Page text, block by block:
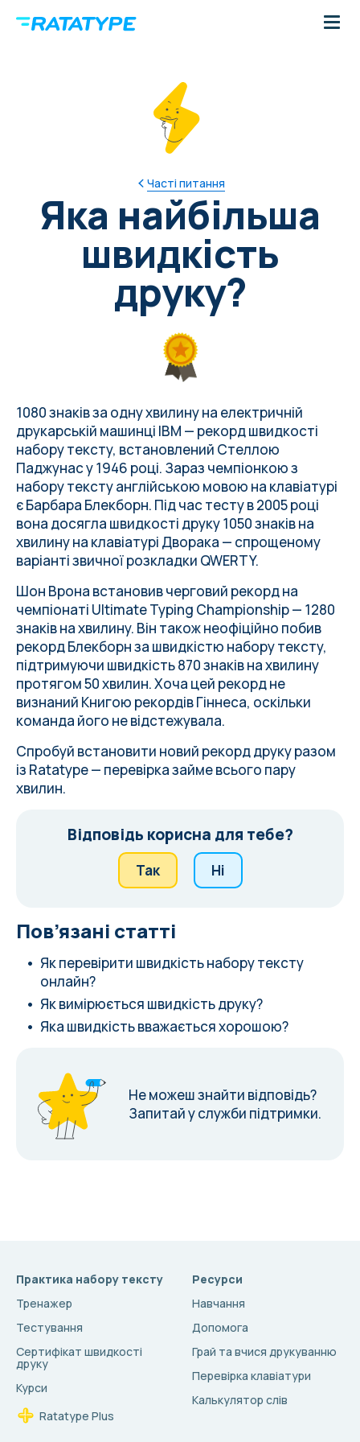
Часті питання
Яка найбільша
швидкість
друку?
1080 знаків за одну хвилину на електричній
друкарській машинці IBM — рекорд швидкості
набору тексту, встановлений Стеллою
Паджунас у 1946 році. Зараз чемпіонкою з
набору тексту англійською мовою на клавіатурі
є Барбара Блекборн. Під час тесту в 2005 році
вона досягла швидкості друку 1050 знаків на
хвилину на клавіатурі Дворака — спрощеному
варіанті звичної розкладки QWERTY.
Шон Врона встановив черговий рекорд на
чемпіонаті Ultimate Typing Championship — 1280
знаків на хвилину. Він також неофіційно побив
рекорд Блекборн за швидкістю набору тексту,
підтримуючи швидкість 870 знаків на хвилину
протягом 50 хвилин. Хоча цей рекорд не
визнаний Книгою рекордів Гіннеса, оскільки
команда його не відстежувала.
Спробуй встановити новий рекорд друкуразом
із Ratatype — перевірка займе всього пару
хвилин.
Відповідь корисна для тебе?
Так Ні
Пов’язані статті
Як перевірити швидкість набору тексту
онлайн?
Як вимірюється швидкість друку?
Яка швидкість вважається хорошою?
Не можеш знайти відповідь?
Запитай у служби підтримки.
Практика набору тексту
Тренажер
Тестування
Сертифікат швидкості
друку
Курси
Ratatype Plus
Ресурси
Навчання
Допомога
Грай та вчися друкуванню
Перевірка клавіатури
Калькулятор слів